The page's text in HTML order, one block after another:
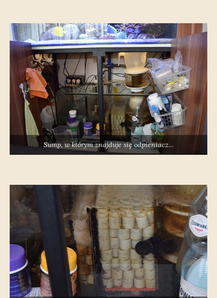
Sump, w którym znajduje się odpieniacz…